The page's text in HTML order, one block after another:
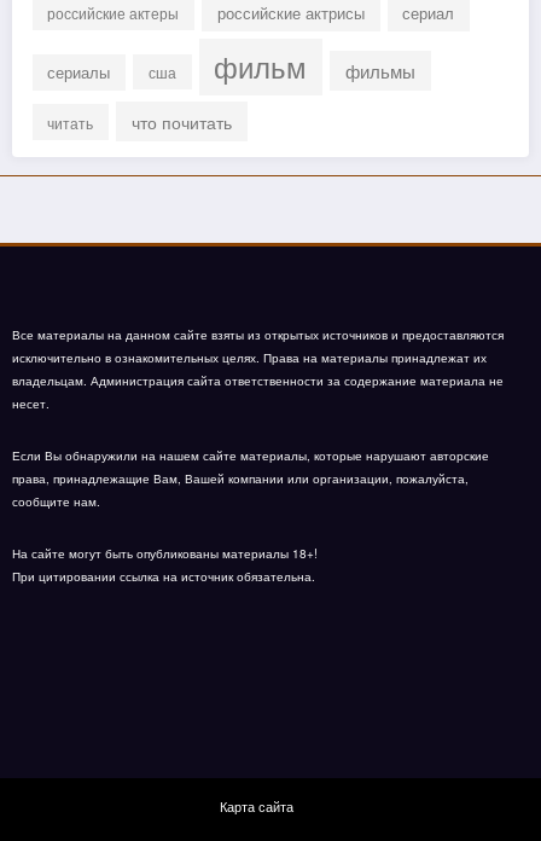
российские актеры российские актрисы сериал
сериалы сша фильм фильмы
читать что почитать
Все материалы на данном сайте взяты из открытых источников и предоставляются
исключительно в ознакомительных целях. Права на материалы принадлежат их
владельцам. Администрация сайта ответственности за содержание материала не
несет.
Если Вы обнаружили на нашем сайте материалы, которые нарушают авторские
права, принадлежащие Вам, Вашей компании или организации, пожалуйста,
сообщите нам.
На сайте могут быть опубликованы материалы 18+!
При цитировании ссылка на источник обязательна.
Карта сайта